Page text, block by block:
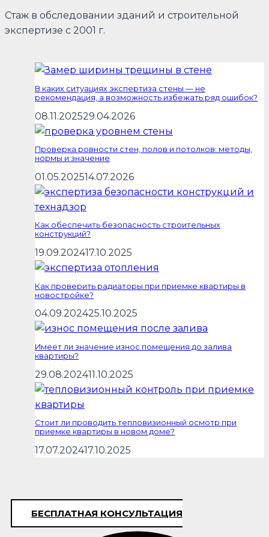
Стаж в обследовании зданий и строительной
экспертизе с 2001 г.
В каких ситуациях экспертиза стены — не
рекомендация, а возможность избежать ряд ошибок?
08.11.202529.04.2026
Проверка ровности стен, полов и потолков: методы,
нормы и значение
01.05.202514.07.2026
Как обеспечить безопасность строительных
конструкций?
19.09.202417.10.2025
Как проверить радиаторы при приемке квартиры в
новостройке?
04.09.202425.10.2025
Имеет ли значение износ помещения до залива
квартиры?
29.08.202411.10.2025
Стоит ли проводить тепловизионный осмотр при
приемке квартиры в новом доме?
17.07.202417.10.2025
БЕСПЛАТНАЯ КОНСУЛЬТАЦИЯ